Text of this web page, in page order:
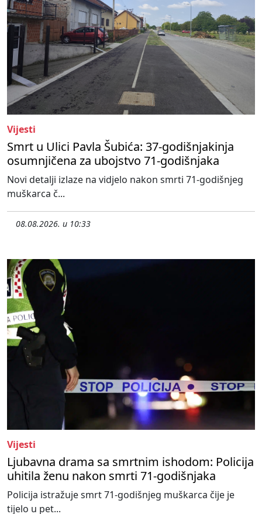
Vijesti
Smrt u Ulici Pavla Šubića: 37-godišnjakinja
osumnjičena za ubojstvo 71-godišnjaka
Novi detalji izlaze na vidjelo nakon smrti 71-godišnjeg
muškarca č...
08.08.2026. u 10:33
Vijesti
Ljubavna drama sa smrtnim ishodom: Policija
uhitila ženu nakon smrti 71-godišnjaka
Policija istražuje smrt 71-godišnjeg muškarca čije je
tijelo u pet...